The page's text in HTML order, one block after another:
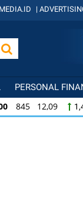
|
PERSONAL
845 12,09
640 9,44